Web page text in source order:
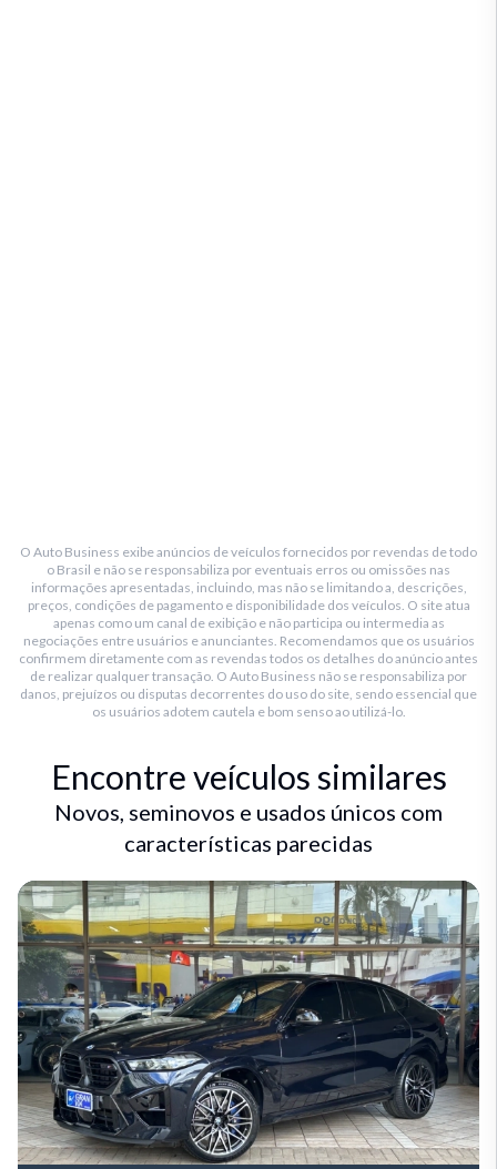
O Auto Business exibe anúncios de veículos fornecidos por revendas de todo
o Brasil e não se responsabiliza por eventuais erros ou omissões nas
informações apresentadas, incluindo, mas não se limitando a, descrições,
preços, condições de pagamento e disponibilidade dos veículos. O site atua
apenas como um canal de exibição e não participa ou intermedia as
negociações entre usuários e anunciantes. Recomendamos que os usuários
confirmem diretamente com as revendas todos os detalhes do anúncio antes
de realizar qualquer transação. O Auto Business não se responsabiliza por
danos, prejuízos ou disputas decorrentes do uso do site, sendo essencial que
os usuários adotem cautela e bom senso ao utilizá-lo.
Encontre veículos similares
Novos, seminovos e usados únicos com
características parecidas